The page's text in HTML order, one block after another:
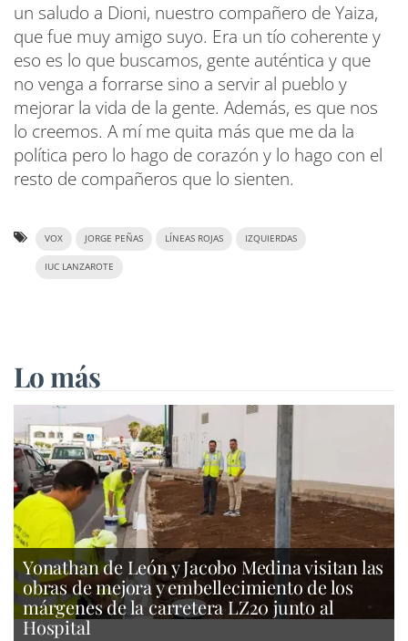
un saludo a Dioni, nuestro compañero de Yaiza,
que fue muy amigo suyo. Era un tío coherente y
eso es lo que buscamos, gente auténtica y que
no venga a forrarse sino a servir al pueblo y
mejorar la vida de la gente. Además, es que nos
lo creemos. A mí me quita más que me da la
política pero lo hago de corazón y lo hago con el
resto de compañeros que lo sienten.
VOX JORGE PEÑAS LÍNEAS ROJAS IZQUIERDAS
IUC LANZAROTE
Lo más
Yonathan de León y Jacobo Medina visitan las
obras de mejora y embellecimiento de los
márgenes de la carretera LZ20 junto al
Hospital